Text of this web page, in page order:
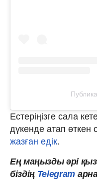
Естеріңізге сала
дүкенде атап өткен
жазған едік.
Ең маңызды әрі
біздің Telegram